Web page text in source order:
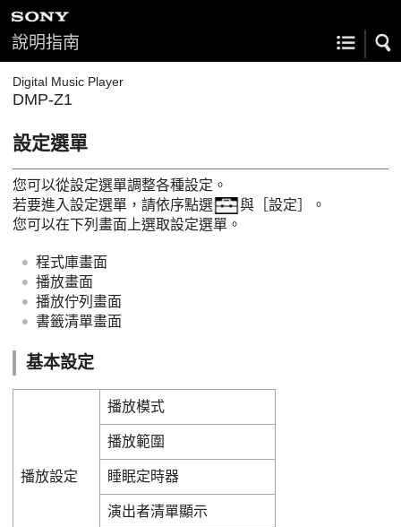
說明指南
Digital Music Player
DMP-Z1
設定選單
您可以從設定選單調整各種設定。
若要進入設定選單，請依序點選
與［設定］。
您可以在下列畫面上選取設定選單。
程式庫畫面
播放畫面
播放佇列畫面
書籤清單畫面
基本設定
播放設定
播放模式
播放範圍
睡眠定時器
演出者清單顯示